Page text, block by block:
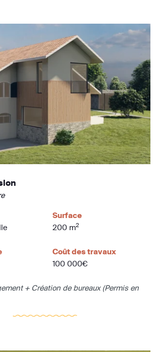
Surface
200 m2
Coût des travaux
100 000€
+ Création de bureaux (Permis en